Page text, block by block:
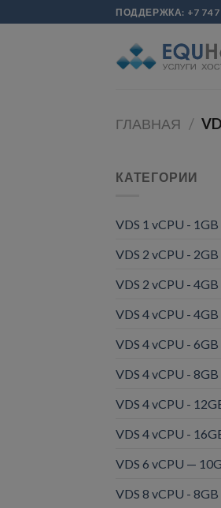
to
ПОДДЕРЖКА: +7
ГЛАВНАЯ /
КАТЕГОРИИ
VDS 1 vCPU -
VDS 2 vCPU -
VDS 2 vCPU -
VDS 4 vCPU -
VDS 4 vCPU -
VDS 4 vCPU -
VDS 4 vCPU -
VDS 4 vCPU -
VDS 6 vCPU —
VDS 8 vCPU -